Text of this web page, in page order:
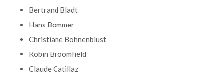
Bertrand Bladt
Hans Bommer
Christiane Bohnenblust
Robin Broomfield
Claude Catillaz